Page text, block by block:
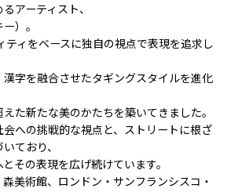
アーティスト、
）。
ティをベースに独自の視点で表現を追求し
字を融合させたタギングスタイルを進化
た新たな美のかたちを築いてきました。
への挑戦的な視点と、ストリートに根ざ
ており、
その表現を広げ続けています。
美術館、ロンドン・サンフランシスコ・